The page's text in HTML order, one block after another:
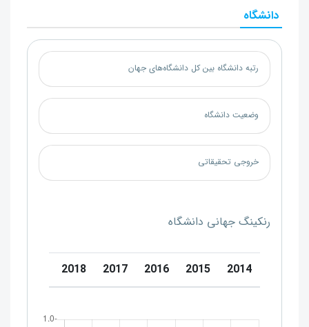
دانشگاه
رتبه دانشگاه بین کل دانشگاه‌های جهان
وضعیت دانشگاه
خروجی تحقیقاتی
رنکینگ جهانی دانشگاه
2014
2015
2016
2017
2018